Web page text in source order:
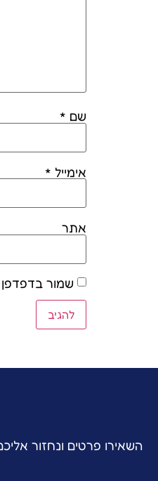
שם *
אימייל *
אתר
שמור
השאירו פרטים ונחזור